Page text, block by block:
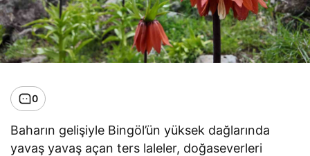
0
Baharın gelişiyle Bingöl’ün yüksek dağlarında
yavaş yavaş açan ters laleler, doğaseverleri